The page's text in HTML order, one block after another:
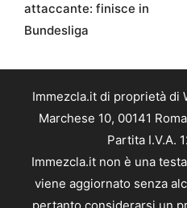
attaccante: finisce in
Bundesliga
Immezcla.it di proprietà di
Marchese 10, 00141
Partita I.V.A.
Immezcla.it non è una
viene aggiornato senza